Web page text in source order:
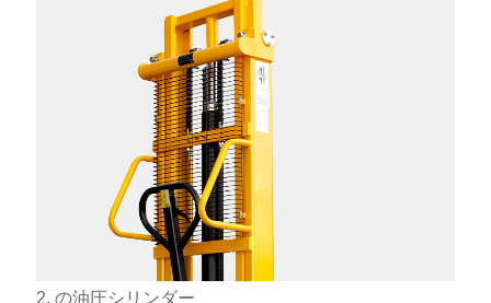
2. の油圧シリンダー